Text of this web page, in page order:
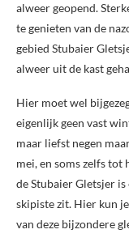
alweer geopend.
te genieten van de
gebied Stubaier
alweer uit de kast
Hier moet wel
eigenlijk geen vast
maar liefst negen
mei, en soms zelfs
de Stubaier Gletsjer
skipiste zit. Hier kun
van deze bijzondere